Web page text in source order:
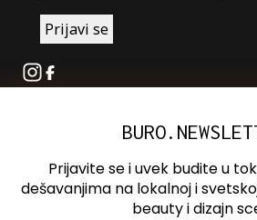
Instagram
Facebook
Oglašavanje
Kontakt
Prijavite se i uvek budite u
dešavanjima na lokalnoj i
beauty i dizajn